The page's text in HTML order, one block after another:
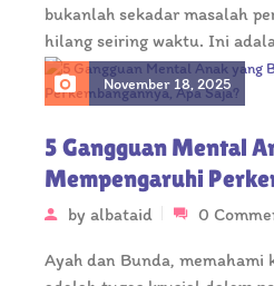
bukanlah sekadar masalah
hilang seiring waktu. Ini
November 18, 2025
5 Gangguan Mental
Mempengaruhi
Apa Saja?
by albataid 0
Ayah dan Bunda, memahami